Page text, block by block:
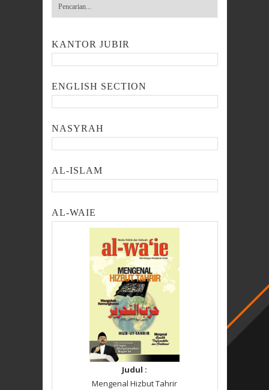
KANTOR JUBIR
ENGLISH SECTION
NASYRAH
AL-ISLAM
AL-WAIE
Judul :
Mengenal Hizbut Tahrir